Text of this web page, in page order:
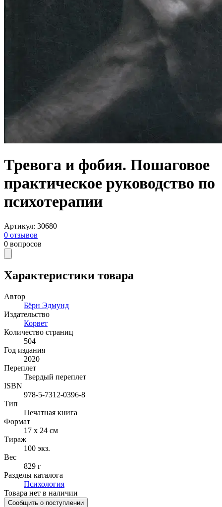
Тревога и фобия. Пошаговое
практическое руководство по
психотерапии
Артикул: 30680
0 отзывов
0 вопросов
Характеристики товара
Автор
Бёрн Эдмунд
Издательство
Корвет
Количество страниц
504
Год издания
2020
Переплет
Твердый переплет
ISBN
978-5-7312-0396-8
Тип
Печатная книга
Формат
17 x 24 см
Тираж
100 экз.
Вес
829 г
Разделы каталога
Психология
Товара нет в наличии
Сообщить о поступлении